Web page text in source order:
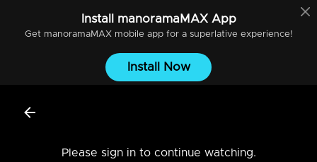
Install manoramaMAXApp
Get manoramaMAXmobile app for a superlative experience!
Install Now
Please sign in to continue watching.